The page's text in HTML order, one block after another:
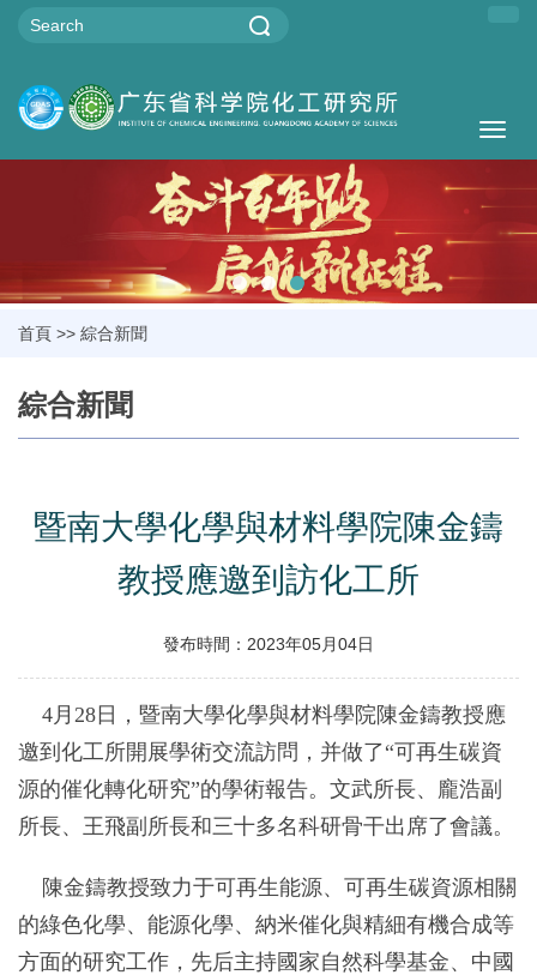
首頁 >> 綜合新聞
綜合新聞
暨南大學化學與材料學院陳金鑄
教授應邀到訪化工所
發布時間：2023年05月04日
4月28日，暨南大學化學與材料學院陳金鑄教授應
邀到化工所開展學術交流訪問，并做了“可再生碳資
源的催化轉化研究”的學術報告。文武所長、龐浩副
所長、王飛副所長和三十多名科研骨干出席了會議。
陳金鑄教授致力于可再生能源、可再生碳資源相關
的綠色化學、能源化學、納米催化與精細有機合成等
方面的研究工作，先后主持國家自然科學基金、中國